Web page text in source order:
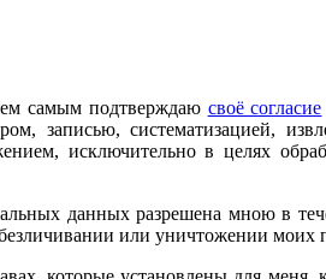
самым подтверждаю своё согласие
записью, систематизацией,
исключительно в целях
данных разрешена мною в
или уничтожении моих